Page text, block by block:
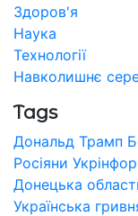
Здоров'я
Наука
Технології
Навколишнє
Tags
Дональд Трамп
Росіяни
Донецька
Українська